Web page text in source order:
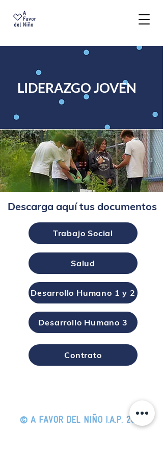
LIDERAZGO JOVEN
LIDERAZGO JOVEN
Descarga aquí tus documentos
Trabajo Social
Salud
Desarrollo Humano 1 y 2
Desarrollo Humano 3
Contrato
© A FAVOR DEL NIÑO I.A.P. 2024